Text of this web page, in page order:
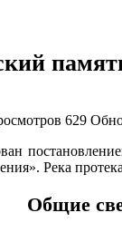
629
Река
Общие